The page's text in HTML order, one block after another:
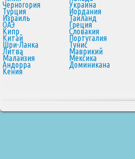
Черногория Украина
Турция Иордания
Израиль Таиланд
ОАЭ Греция
Кипр Словакия
Китай Португалия
Шри-Ланка Тунис
Литва Маврикий
Малайзия Мексика
Андорра Доминикана
Кения